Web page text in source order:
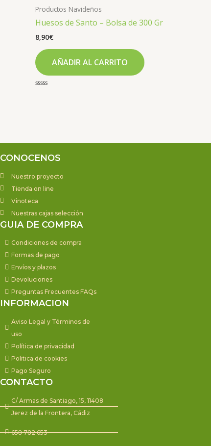
Productos Navideños
Huesos de Santo – Bolsa de 300 Gr
8,90€
AÑADIR AL CARRITO
CONOCENOS
Nuestro proyecto
Tienda on line
Vinoteca
Nuestras cajas selección
GUIA DE COMPRA
Condiciones de compra
Formas de pago
Envíos y plazos
Devoluciones
Preguntas Frecuentes FAQs
INFORMACION
Aviso Legal y Términos de
uso
Política de privacidad
Politica de cookies
Pago Seguro
CONTACTO
C/ Armas de Santiago, 15, 11408
Jerez de la Frontera, Cádiz
658 782 653